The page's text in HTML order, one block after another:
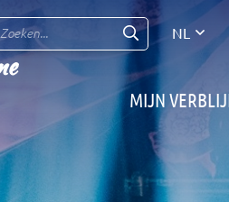
Zoeken... NL
MIJN